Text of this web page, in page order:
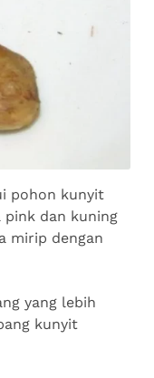
pohon kunyit
dan kuning
mirip dengan
yang lebih
kunyit